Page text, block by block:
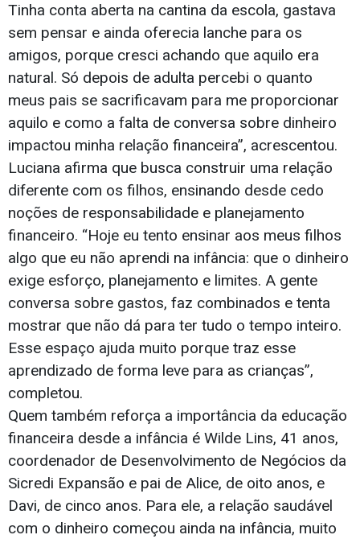
Tinha conta aberta na cantina da escola, gastava
sem pensar e ainda oferecia lanche para os
amigos, porque cresci achando que aquilo era
natural. Só depois de adulta percebi o quanto
meus pais se sacrificavam para me proporcionar
aquilo e como a falta de conversa sobre dinheiro
impactou minha relação financeira”, acrescentou.
Luciana afirma que busca construir uma relação
diferente com os filhos, ensinando desde cedo
noções de responsabilidade e planejamento
financeiro. “Hoje eu tento ensinar aos meus filhos
algo que eu não aprendi na infância: que o dinheiro
exige esforço, planejamento e limites. A gente
conversa sobre gastos, faz combinados e tenta
mostrar que não dá para ter tudo o tempo inteiro.
Esse espaço ajuda muito porque traz esse
aprendizado de forma leve para as crianças”,
completou.
Quem também reforça a importância da educação
financeira desde a infância é Wilde Lins, 41 anos,
coordenador de Desenvolvimento de Negócios da
Sicredi Expansão e pai de Alice, de oito anos, e
Davi, de cinco anos. Para ele, a relação saudável
com o dinheiro começou ainda na infância, muito